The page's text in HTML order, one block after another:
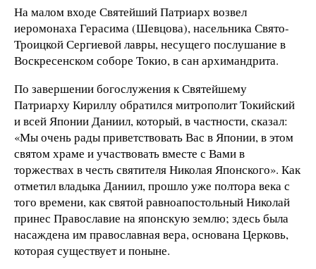
На малом входе Святейший Патриарх возвел
иеромонаха Герасима (Шевцова), насельника Свято-
Троицкой Сергиевой лавры, несущего послушание в
Воскресенском соборе Токио, в сан архимандрита.
По завершении богослужения к Святейшему
Патриарху Кириллу обратился митрополит Токийский
и всей Японии Даниил, который, в частности, сказал:
«Мы очень рады приветствовать Вас в Японии, в этом
святом храме и участвовать вместе с Вами в
торжествах в честь святителя Николая Японского». Как
отметил владыка Даниил, прошло уже полтора века с
того времени, как святой равноапостольный Николай
принес Православие на японскую землю; здесь была
насаждена им православная вера, основана Церковь,
которая существует и поныне.